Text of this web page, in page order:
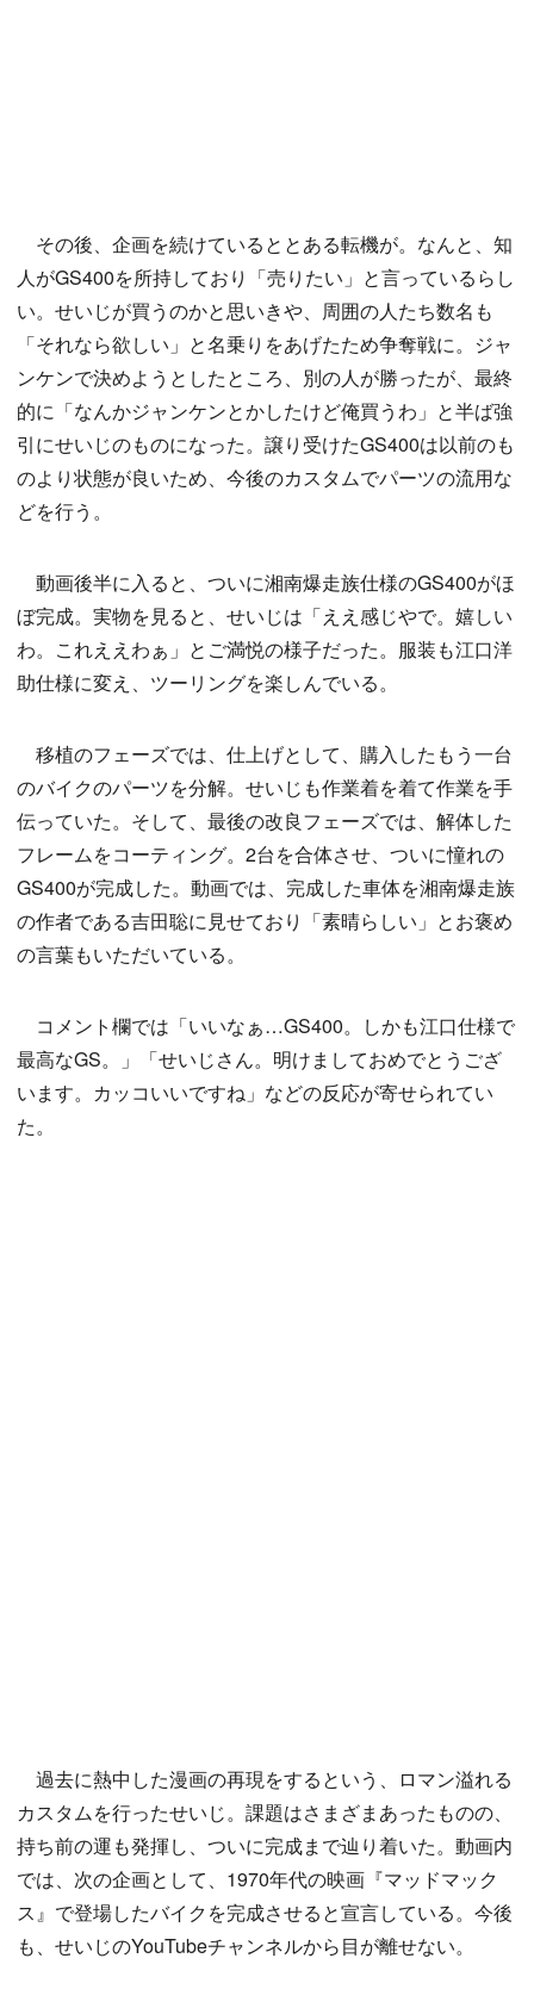
その後、企画を続けているととある転機が。なんと、知
人がGS400を所持しており「売りたい」と言っているらし
い。せいじが買うのかと思いきや、周囲の人たち数名も
「それなら欲しい」と名乗りをあげたため争奪戦に。ジャ
ンケンで決めようとしたところ、別の人が勝ったが、最終
的に「なんかジャンケンとかしたけど俺買うわ」と半ば強
引にせいじのものになった。譲り受けたGS400は以前のも
のより状態が良いため、今後のカスタムでパーツの流用な
どを行う。
動画後半に入ると、ついに湘南爆走族仕様のGS400がほ
ぼ完成。実物を見ると、せいじは「ええ感じやで。嬉しい
わ。これええわぁ」とご満悦の様子だった。服装も江口洋
助仕様に変え、ツーリングを楽しんでいる。
移植のフェーズでは、仕上げとして、購入したもう一台
のバイクのパーツを分解。せいじも作業着を着て作業を手
伝っていた。そして、最後の改良フェーズでは、解体した
フレームをコーティング。2台を合体させ、ついに憧れの
GS400が完成した。動画では、完成した車体を湘南爆走族
の作者である吉田聡に見せており「素晴らしい」とお褒め
の言葉もいただいている。
コメント欄では「いいなぁ…GS400。しかも江口仕様で
最高なGS。」「せいじさん。明けましておめでとうござ
います。カッコいいですね」などの反応が寄せられてい
た。
過去に熱中した漫画の再現をするという、ロマン溢れる
カスタムを行ったせいじ。課題はさまざまあったものの、
持ち前の運も発揮し、ついに完成まで辿り着いた。動画内
では、次の企画として、1970年代の映画『マッドマック
ス』で登場したバイクを完成させると宣言している。今後
も、せいじのYouTubeチャンネルから目が離せない。